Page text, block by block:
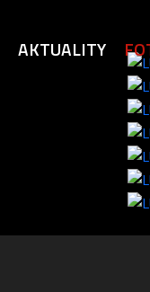
AKTUALITY